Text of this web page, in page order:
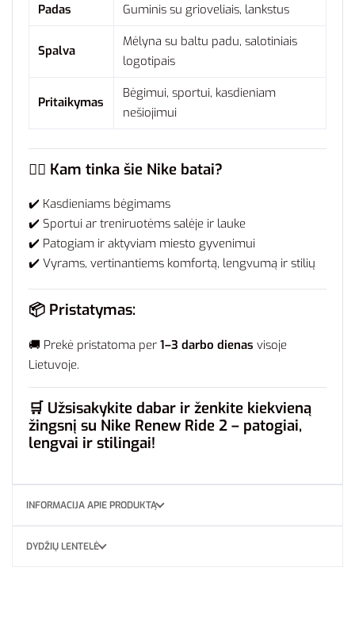
Padas Guminis su grioveliais, lankstus
Spalva
Mėlyna su baltu padu, salotiniais
logotipais
Pritaikymas
Bėgimui, sportui, kasdieniam
nešiojimui
🧍‍♂️ Kam tinka šie Nike batai?
✔️ Kasdieniams bėgimams
✔️ Sportui ar treniruotėms salėje ir lauke
✔️ Patogiam ir aktyviam miesto gyvenimui
✔️ Vyrams, vertinantiems komfortą, lengvumą ir stilių
📦 Pristatymas:
🚚 Prekė pristatoma per 1–3 darbo dienas visoje
Lietuvoje.
🛒 Užsisakykite dabar ir ženkite kiekvieną
žingsnį su Nike Renew Ride 2 – patogiai,
lengvai ir stilingai!
INFORMACIJA APIE PRODUKTĄ
DYDŽIŲ LENTELĖ